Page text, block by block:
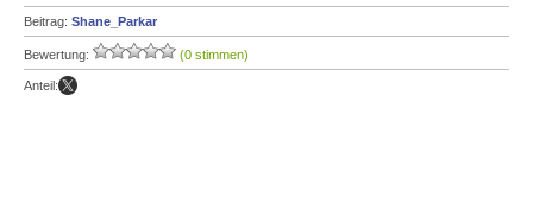
Beitrag: Shane_Parkar
Bewertung: (0 stimmen)
Anteil: